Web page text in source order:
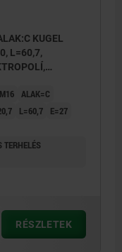
KUGEL
L=60,7,
ALAK=C
L=60,7
E=27
TERHELÉS
RÉSZLETEK